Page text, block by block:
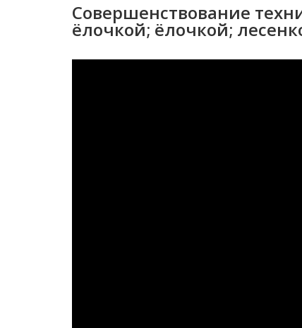
Совершенствование
ёлочкой; ёлочкой;